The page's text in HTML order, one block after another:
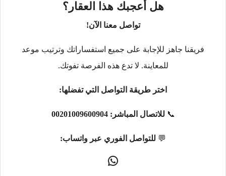
هل أعجبك هذا العقار؟
تواصل معنا الآن!
فريقنا جاهز للإجابة على جميع استفساراتك وترتيب موعد
للمعاينة. لا تدع هذه الفرصة تفوتك.
اختر طريقة التواصل التي تفضلها:
📞 للاتصال المباشر: 00201009600904
💬 للتواصل الفوري عبر واتساب: